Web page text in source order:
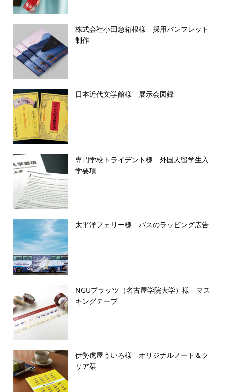
株式会社小田急箱根様 採用パンフレット
制作
日本近代文学館様 展示会図録
専門学校トライデント様 外国人留学生入
学要項
太平洋フェリー様 バスのラッピング広告
NGUプラッツ（名古屋学院大学）様 マス
キングテープ
伊勢虎屋ういろ様 オリジナルノート＆ク
リア栞